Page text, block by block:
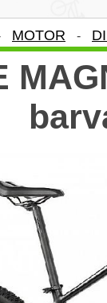
MOTOR -